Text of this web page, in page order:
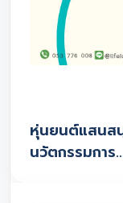
หุ่นยนต์แสนส
นวัตกรรมการ